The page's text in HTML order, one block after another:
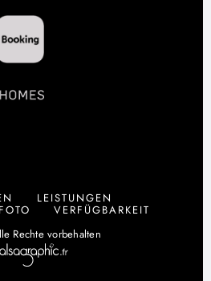
LEISTUNGEN
FOTO
VERFÜGBARKEIT
Rechte vorbehalten